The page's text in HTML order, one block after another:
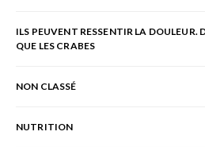
ILS PEUVENT RESSENTIR LA DOULEUR.
QUE LES CRABES
NON CLASSÉ
NUTRITION